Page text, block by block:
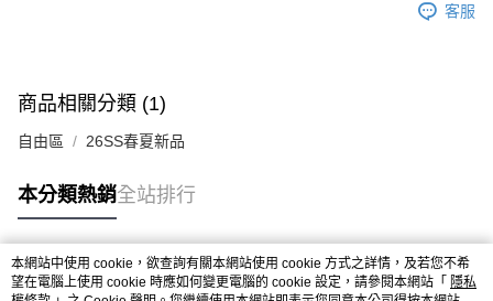
客服
商品相關分類 (1)
自由區 26SS春夏新品
本分類熱銷全站排行
熱門標籤
本網站中使用 cookie，欲查詢有關本網站使用 cookie 方式之詳情，及若您不希
望在電腦上使用 cookie 時應如何變更電腦的 cookie 設定，請參閱本網站「 隱私